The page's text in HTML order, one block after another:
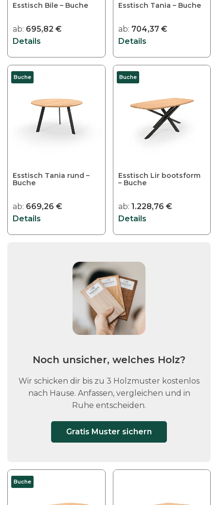
Esstisch Bile – Buche
ab: 695,82 €
Details
Esstisch Tania – Buche
ab: 704,37 €
Details
Buche
Esstisch Tania rund –
Buche
ab: 669,26 €
Details
Buche
Esstisch Lir bootsform
– Buche
ab: 1.228,76 €
Details
Buche
Noch unsicher, welches Holz?
Wir schicken dir bis zu 3 Holzmuster kostenlos
nach Hause. Anfassen, vergleichen und in
Ruhe entscheiden.
Gratis Muster sichern